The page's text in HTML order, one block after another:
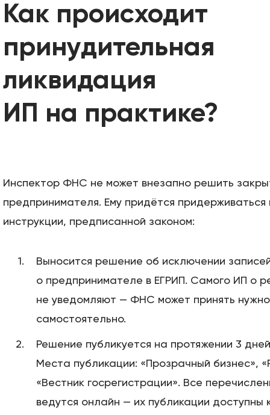
Как происходит
принудительная
ликвидация
ИП на практике?
Инспектор ФНС не может внезапно решить
предпринимателя. Ему придётся
инструкции, предписанной законом:
Выносится решение об исключении
о предпринимателе в ЕГРИП. Самого ИП о
не уведомляют — ФНС может принять
самостоятельно.
Решение публикуется на протяжении 3
Места публикации: «Прозрачный бизнес»,
«Вестник госрегистрации». Все
ведутся онлайн — их публикации доступны